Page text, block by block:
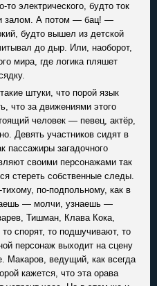
электрического, будто ток
залом. А потом — бац! —
будто вышел из детской
до дыр. Или, наоборот,
мира, где логика пляшет
штуки, что порой язык
что за движениями этого
человек — певец, актёр,
Девять участников сидят в
пассажиры загадочного
своими персонажами так
стереть собственные следы.
по-подпольному, как в
— молчи, узнаешь —
Тишман, Клава Кока,
спорят, то подшучивают, то
персонаж выходит на сцену
Макаров, ведущий, как всегда
кажется, что эта орава